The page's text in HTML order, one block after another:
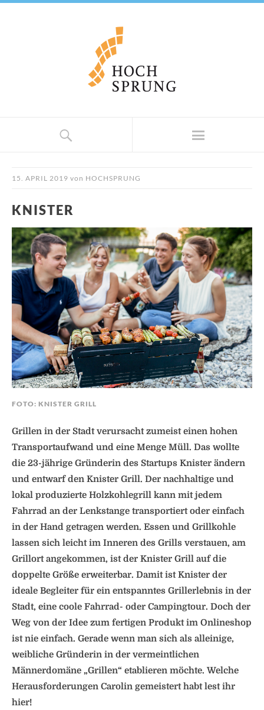
15. APRIL 2019 von HOCHSPRUNG
KNISTER
FOTO: KNISTER GRILL
Grillen in der Stadt verursacht zumeist einen hohen
Transportaufwand und eine Menge Müll. Das wollte
die 23-jährige Gründerin des Startups Knister ändern
und entwarf den Knister Grill. Der nachhaltige und
lokal produzierte Holzkohlegrill kann mit jedem
Fahrrad an der Lenkstange transportiert oder einfach
in der Hand getragen werden. Essen und Grillkohle
lassen sich leicht im Inneren des Grills verstauen, am
Grillort angekommen, ist der Knister Grill auf die
doppelte Größe erweiterbar. Damit ist Knister der
ideale Begleiter für ein entspanntes Grillerlebnis in der
Stadt, eine coole Fahrrad- oder Campingtour. Doch der
Weg von der Idee zum fertigen Produkt im Onlineshop
ist nie einfach. Gerade wenn man sich als alleinige,
weibliche Gründerin in der vermeintlichen
Männerdomäne „Grillen“ etablieren möchte. Welche
Herausforderungen Carolin gemeistert habt lest ihr
hier!